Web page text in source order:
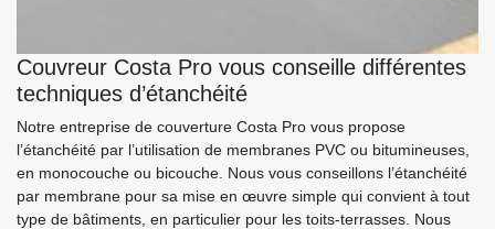
Couvreur Costa Pro vous conseille différentes
techniques d’étanchéité
Notre entreprise de couverture Costa Pro vous propose
l’étanchéité par l’utilisation de membranes PVC ou bitumineuses,
en monocouche ou bicouche. Nous vous conseillons l’étanchéité
par membrane pour sa mise en œuvre simple qui convient à tout
type de bâtiments, en particulier pour les toits-terrasses. Nous